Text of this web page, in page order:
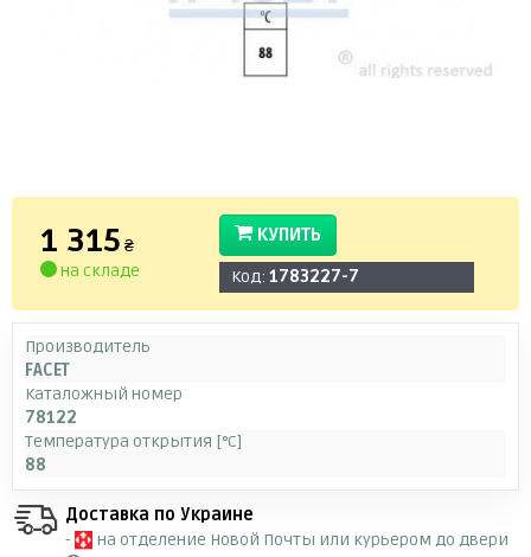
1 315 ₴
на складе
КУПИТЬ
Код: 1783227-7
Производитель
FACET
Каталожный номер
78122
Температура открытия [°C]
88
Доставка по Украине
-
на отделение Новой Почты или курьером до двери